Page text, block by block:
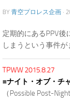
BY 青空プロレス企画 ·
定期的にあるPPV
しまうという事件が
TPWW 2015.8.27
■ナイト・オブ・チ
（Possible Post-